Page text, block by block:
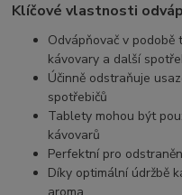
Klíčové vlastnosti
Odvápňovač v
kávovary a další
Účinně odstraňuje
spotřebičů
Tablety mohou být
kávovarů
Perfektní pro
Díky optimální údržbě